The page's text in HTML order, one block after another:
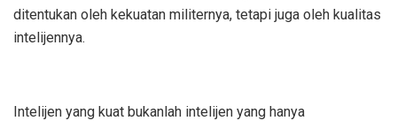
ditentukan oleh kekuatan militernya, tetapi juga oleh kualitas
intelijennya.
Intelijen yang kuat bukanlah intelijen yang hanya